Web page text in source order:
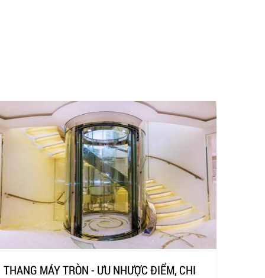
THANG MÁY TRÒN - ƯU NHƯỢC ĐIỂM, CHI